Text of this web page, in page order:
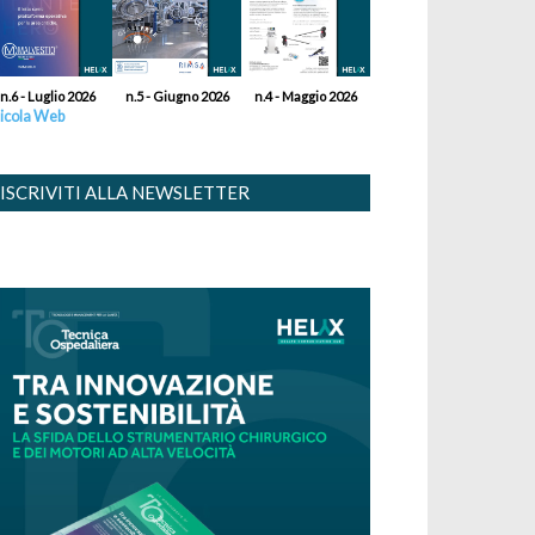
n.6 - Luglio 2026 n.5 - Giugno 2026 n.4 - Maggio 2026
Web
ISCRIVITI ALLA NEWSLETTER